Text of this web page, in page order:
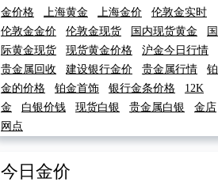
金价格
上海黄金 上海金价
伦敦金实时
伦敦金金价
伦敦金现货 国内现货黄金
国
际黄金现货
现货黄金价格
沪金今日行情
贵金属回收
建设银行金价 贵金属行情
铂
金的价格
铂金首饰 银行金条价格
12K
金
白银价钱 现货白银 贵金属白银
金店
网点
今日金价